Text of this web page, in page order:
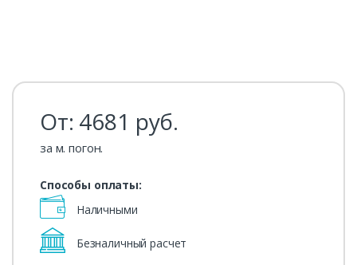
От: 4681 руб.
за м. погон.
Способы оплаты:
Наличными
Безналичный расчет